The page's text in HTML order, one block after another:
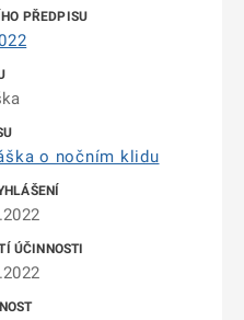
o nočním klidu